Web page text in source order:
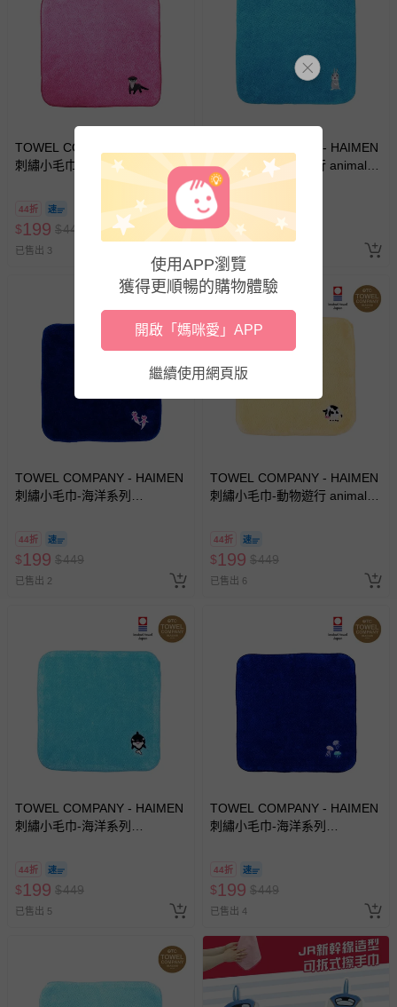
TOWEL COMPANY - HAIMEN
刺繡小毛巾-動物遊行 animal
parade(日本今治)-水獺(Otter)
44折
$199 $449
已售出 3
TOWEL COMPANY - HAIMEN
刺繡小毛巾-動物遊行 animal
parade(日本今治)-兔子
(Rabbit)
44折
$199 449
TOWEL COMPANY - HAIMEN
刺繡小毛巾-海洋系列
44折
$199 $449
已售出 2
TOWEL COMPANY - HAIMEN
刺繡小毛巾-動物遊行 animal
44折
$199 $449
已售出 6
TOWEL COMPANY - HAIMEN
刺繡小毛巾-海洋系列
44折
$199 $449
已售出 5
TOWEL COMPANY - HAIMEN
刺繡小毛巾-海洋系列
44折
$199 $449
已售出 4
使用APP瀏覽
獲得更順暢的購物體驗
開啟「媽咪愛」APP
繼續使用網頁版